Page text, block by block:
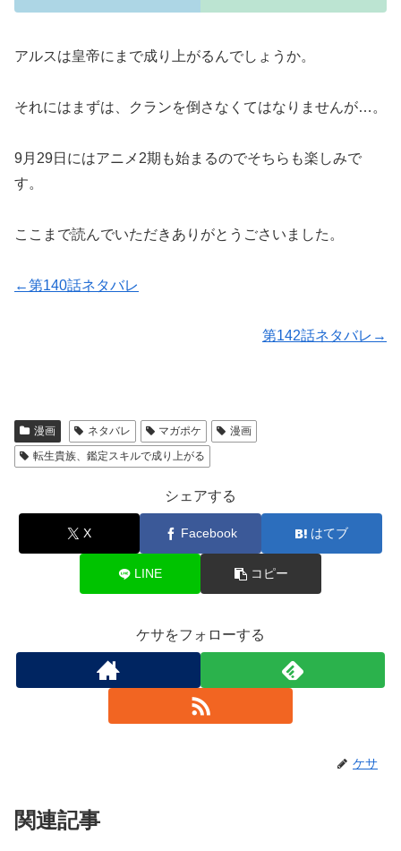
アルスは皇帝にまで成り上がるんでしょうか。
それにはまずは、クランを倒さなくてはなりませんが…。
9月29日にはアニメ2期も始まるのでそちらも楽しみで
す。
ここまで読んでいただきありがとうごさいました。
←第140話ネタバレ
第142話ネタバレ→
漫画 ネタバレ マガポケ
漫画
転生貴族、鑑定スキルで成り上がる
シェアする
X Facebook はてブ
LINE コピー
ケサをフォローする
ケサ
関連記事